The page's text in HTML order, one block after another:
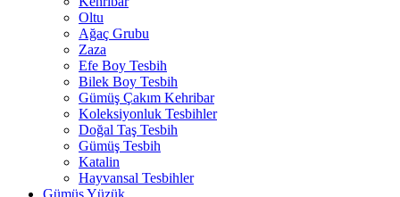
Oltu
Ağaç Grubu
Zaza
Efe Boy Tesbih
Bilek Boy Tesbih
Gümüş Çakım Kehribar
Koleksiyonluk Tesbihler
Doğal Taş Tesbih
Gümüş Tesbih
Katalin
Hayvansal Tesbihler
Gümüş Yüzük